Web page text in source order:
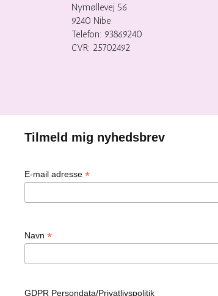
Nymøllevej 56
9240 Nibe
Telefon: 93869240
CVR: 25702492
Tilmeld mig nyhedsbrev
E-mail adresse*
Navn*
GDPR Persondata/Privatlivspolitik